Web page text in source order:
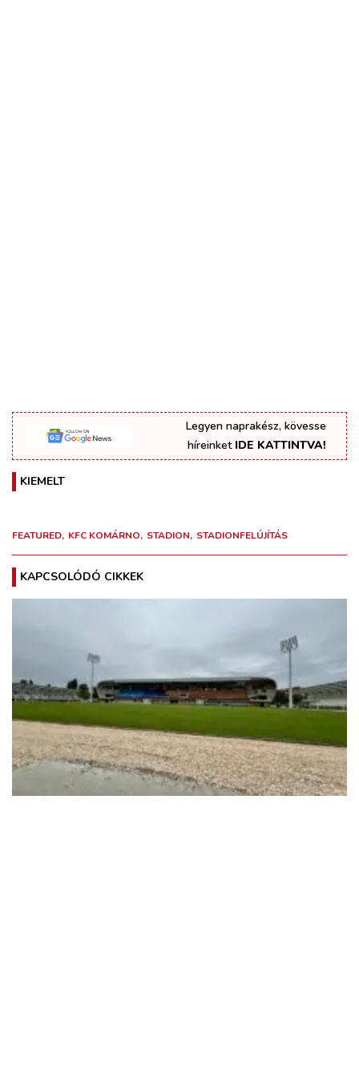
Legyen naprakész, kövesse
híreinket IDE KATTINTVA!
KIEMELT
FEATURED KFC KOMÁRNO STADION STADIONFELÚJÍTÁS
KAPCSOLÓDÓ CIKKEK